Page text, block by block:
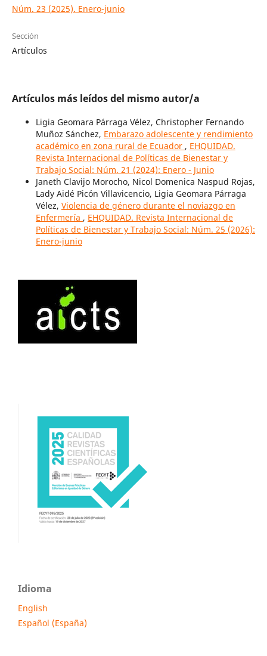
Núm. 23 (2025). Enero-junio
Sección
Artículos
Artículos más leídos del mismo autor/a
Ligia Geomara Párraga Vélez, Christopher Fernando
Muñoz Sánchez, Embarazo adolescente y rendimiento
académico en zona rural de Ecuador , EHQUIDAD.
Revista Internacional de Políticas de Bienestar y
Trabajo Social: Núm. 21 (2024): Enero - Junio
Janeth Clavijo Morocho, Nicol Domenica Naspud Rojas,
Lady Aidé Picón Villavicencio, Ligia Geomara Párraga
Vélez, Violencia de género durante el noviazgo en
Enfermería , EHQUIDAD. Revista Internacional de
Políticas de Bienestar y Trabajo Social: Núm. 25 (2026):
Enero-junio
Idioma
English
Español (España)